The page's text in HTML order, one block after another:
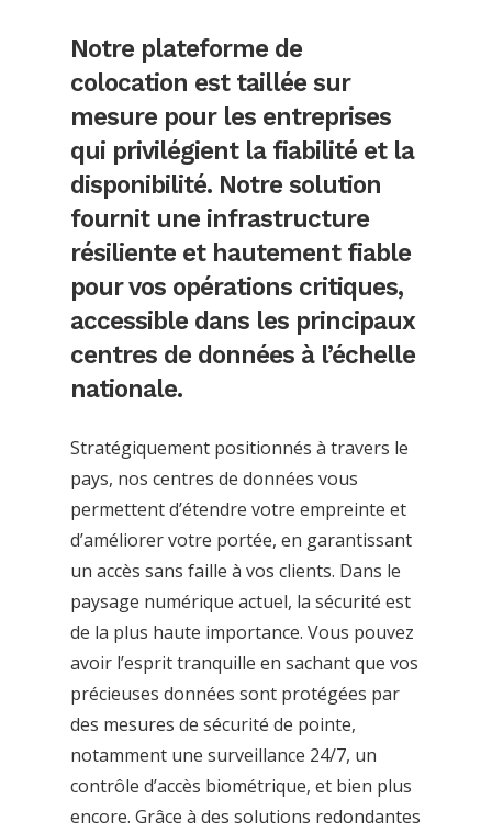
Notre plateforme de
colocation est taillée sur
mesure pour les entreprises
qui privilégient la fiabilité et la
disponibilité. Notre solution
fournit une infrastructure
résiliente et hautement fiable
pour vos opérations critiques,
accessible dans les principaux
centres de données à l’échelle
nationale.
Stratégiquement positionnés à travers le
pays, nos centres de données vous
permettent d’étendre votre empreinte et
d’améliorer votre portée, en garantissant
un accès sans faille à vos clients. Dans le
paysage numérique actuel, la sécurité est
de la plus haute importance. Vous pouvez
avoir l’esprit tranquille en sachant que vos
précieuses données sont protégées par
des mesures de sécurité de pointe,
notamment une surveillance 24/7, un
contrôle d’accès biométrique, et bien plus
encore. Grâce à des solutions redondantes